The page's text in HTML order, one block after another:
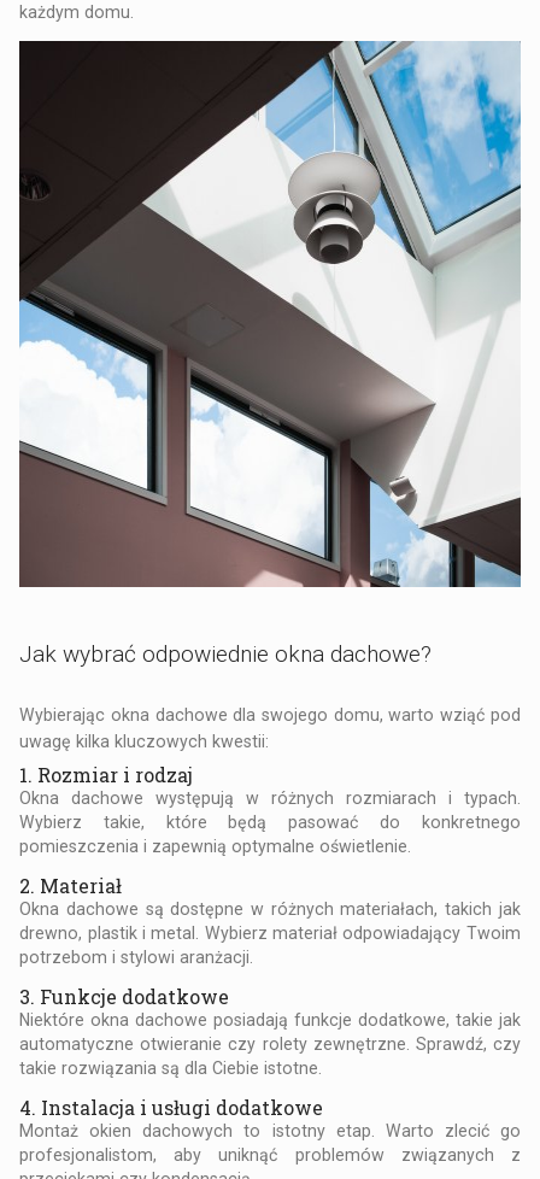
każdym domu.
Jak wybrać odpowiednie okna dachowe?
Wybierając okna dachowedla swojego domu, warto wziąć pod
uwagę kilka kluczowych kwestii:
1. Rozmiar i rodzaj
Okna dachowe występują w różnych rozmiarach i typach.
Wybierz takie, które będą pasować do konkretnego
pomieszczenia i zapewnią optymalne oświetlenie.
2. Materiał
Okna dachowe są dostępne w różnych materiałach, takich jak
drewno, plastik i metal. Wybierz materiał odpowiadający Twoim
potrzebom i stylowi aranżacji.
3. Funkcje dodatkowe
Niektóre okna dachowe posiadają funkcje dodatkowe, takie jak
automatyczne otwieranie czy rolety zewnętrzne. Sprawdź, czy
takie rozwiązania są dla Ciebie istotne.
4. Instalacja i usługi dodatkowe
Montaż okien dachowych to istotny etap. Warto zlecić go
profesjonalistom, aby uniknąć problemów związanych z